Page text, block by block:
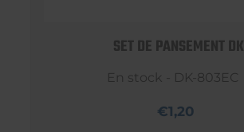
SET DE PANSEMENT DK
En stock - DK-803EC
€1,20